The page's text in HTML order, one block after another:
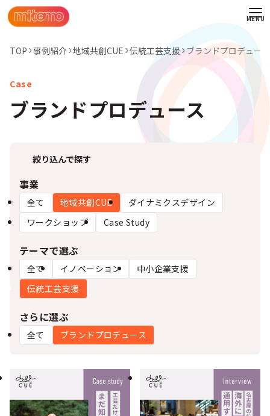
TOP 事例紹介 地域共創CUE 伝統工芸支援 ブランドプロデュース
ブランドプロデュース
絞り込んで探す
事業
全て 地域共創CUE
ダイナミクスデザイン
ワークショップ
Case Study
テーマで選ぶ
全て イノベーション
中小企業支援
伝統工芸支援
さらに選ぶ
全て ブランドプロデュース